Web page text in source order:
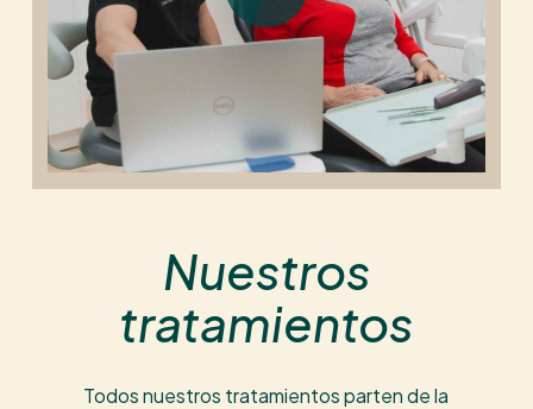
Nuestros
tratamientos
Todos nuestros tratamientos parten de la